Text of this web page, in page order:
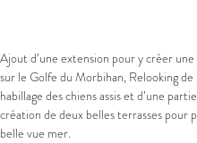
Ajout d’une extension pour y créer
sur le Golfe du Morbihan, Relooking
habillage des chiens assis et d’une
création de deux belles terrasses pour
belle vue mer.